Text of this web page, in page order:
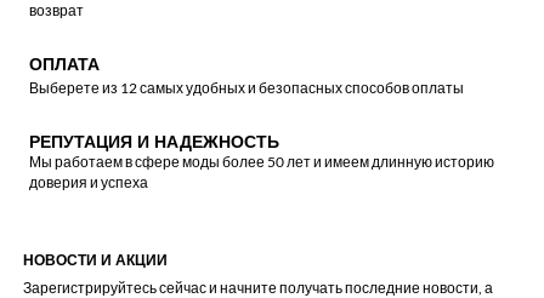
возврат
ОПЛАТА
Выберете из 12 самых удобных и безопасных способов оплаты
РЕПУТАЦИЯ И НАДЕЖНОСТЬ
Мы работаем в сфере моды более 50 лет и имеем длинную историю
доверия и успеха
НОВОСТИ И АКЦИИ
Зарегистрируйтесь сейчас и начните получать последние новости, а